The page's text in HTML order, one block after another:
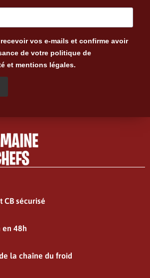
vos e-mails et confirme avoir
de votre politique de
et mentions légales.
CB sécurisé
en 48h
la chaîne du froid